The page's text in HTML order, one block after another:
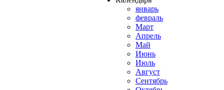
январь
февраль
Март
Апрель
Май
Июнь
Июль
Август
Сентябрь